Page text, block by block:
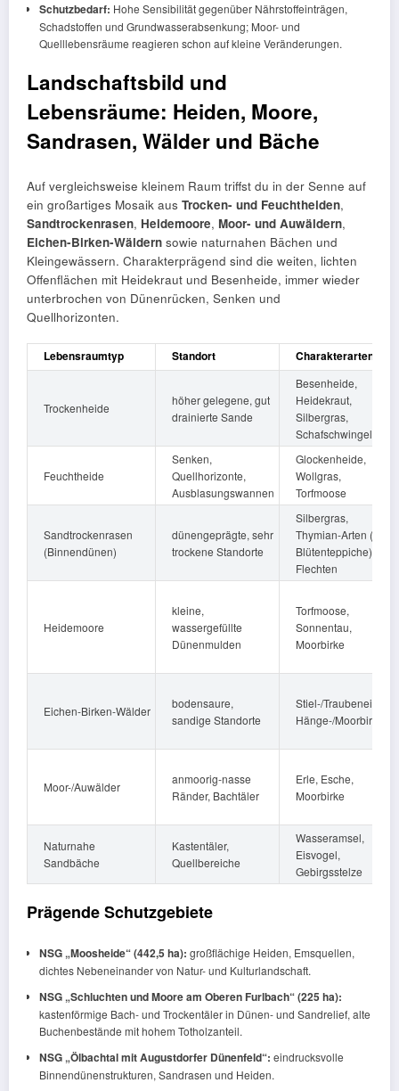
Schutzbedarf: Hohe Sensibilität gegenüber Nährstoffeinträgen,
Schadstoffen und Grundwasserabsenkung; Moor- und
Quelllebensräume reagieren schon auf kleine Veränderungen.
Landschaftsbild und
Lebensräume: Heiden, Moore,
Sandrasen, Wälder und Bäche
Auf vergleichsweise kleinem Raum triffst du in der Senne auf
ein großartiges Mosaik aus Trocken- und Feuchtheiden,
Sandtrockenrasen, Heidemoore, Moor- und Auwäldern,
Eichen‑Birken‑Wäldern sowie naturnahen Bächen und
Kleingewässern. Charakterprägend sind die weiten, lichten
Offenflächen mit Heidekraut und Besenheide, immer wieder
unterbrochen von Dünenrücken, Senken und
Quellhorizonten.
Lebensraumtyp Standort Charakterarten
Trockenheide
höher gelegene, gut
drainierte Sande
Besenheide,
Heidekraut,
Silbergras,
Schafschwingel
Feuchtheide
Senken,
Quellhorizonte,
Ausblasungswannen
Glockenheide,
Wollgras,
Torfmoose
Sandtrockenrasen
(Binnendünen)
dünengeprägte, sehr
trockene Standorte
Silbergras,
Thymian‑Arten (rote
Blütenteppiche),
Flechten
Heidemoore
kleine,
wassergefüllte
Dünenmulden
Torfmoose,
Sonnentau,
Moorbirke
Eichen‑Birken‑Wälder
bodensaure,
sandige Standorte
Stiel-/Traubeneiche,
Hänge-/Moorbirke
Moor-/Auwälder
anmoorig‑nasse
Ränder, Bachtäler
Erle, Esche,
Moorbirke
Naturnahe
Sandbäche
Kastentäler,
Quellbereiche
Wasseramsel,
Eisvogel,
Gebirgsstelze
Prägende Schutzgebiete
NSG „Moosheide“ (442,5 ha): großflächige Heiden, Emsquellen,
dichtes Nebeneinander von Natur- und Kulturlandschaft.
NSG „Schluchten und Moore am Oberen Furlbach“ (225 ha):
kastenförmige Bach- und Trockentäler in Dünen- und Sandrelief, alte
Buchenbestände mit hohem Totholzanteil.
NSG „Ölbachtal mit Augustdorfer Dünenfeld“: eindrucksvolle
Binnendünenstrukturen, Sandrasen und Heiden.